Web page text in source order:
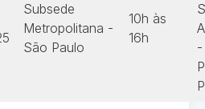
Subsede
Metropolitana -
São Paulo
10h às
16h
-